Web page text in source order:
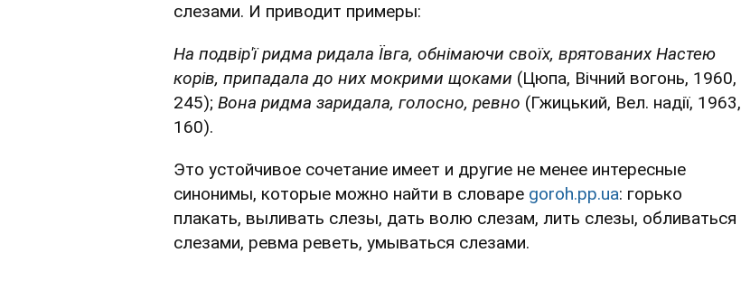
слезами. И приводит примеры:
На подвір'ї ридма ридала Ївга, обнімаючи своїх, врятованих Настею
корів, припадала до них мокрими щоками (Цюпа, Вічний вогонь, 1960,
245); Вона ридма заридала, голосно, ревно (Гжицький, Вел. надії, 1963,
160).
Это устойчивое сочетание имеет и другие не менее интересные
синонимы, которые можно найти в словаре goroh.pp.ua: горько
плакать, выливать слезы, дать волю слезам, лить слезы, обливаться
слезами, ревма реветь, умываться слезами.